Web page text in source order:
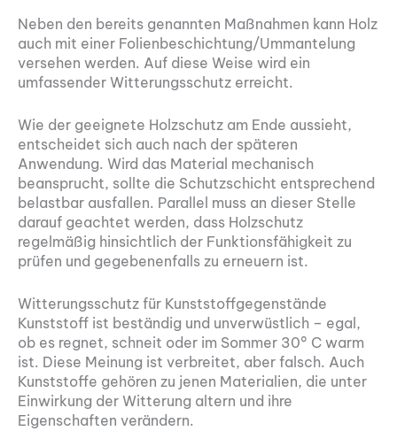
Neben den bereits genannten Maßnahmen kann Holz
auch mit einer Folienbeschichtung/Ummantelung
versehen werden. Auf diese Weise wird ein
umfassender Witterungsschutz erreicht.
Wie der geeignete Holzschutz am Ende aussieht,
entscheidet sich auch nach der späteren
Anwendung. Wird das Material mechanisch
beansprucht, sollte die Schutzschicht entsprechend
belastbar ausfallen. Parallel muss an dieser Stelle
darauf geachtet werden, dass Holzschutz
regelmäßig hinsichtlich der Funktionsfähigkeit zu
prüfen und gegebenenfalls zu erneuern ist.
Witterungsschutz für Kunststoffgegenstände
Kunststoff ist beständig und unverwüstlich – egal,
ob es regnet, schneit oder im Sommer 30° C warm
ist. Diese Meinung ist verbreitet, aber falsch. Auch
Kunststoffe gehören zu jenen Materialien, die unter
Einwirkung der Witterung altern und ihre
Eigenschaften verändern.